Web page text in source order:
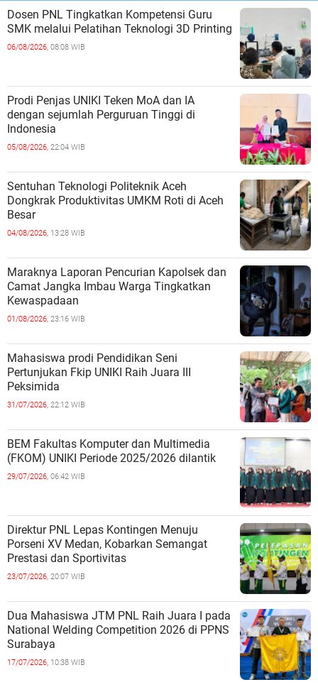
Dosen PNL Tingkatkan Kompetensi Guru
SMK melalui Pelatihan Teknologi 3D Printing
06/08/2026, 08:08 WIB
Prodi Penjas UNIKI Teken MoA dan IA
dengan sejumlah Perguruan Tinggi di
Indonesia
05/08/2026, 22:04 WIB
Sentuhan Teknologi Politeknik Aceh
Dongkrak Produktivitas UMKM Roti di Aceh
Besar
04/08/2026, 13:28 WIB
Maraknya Laporan Pencurian Kapolsek dan
Camat Jangka Imbau Warga Tingkatkan
Kewaspadaan
01/08/2026, 23:16 WIB
Mahasiswa prodi Pendidikan Seni
Pertunjukan Fkip UNIKI Raih Juara III
Peksimida
31/07/2026, 22:12 WIB
BEM Fakultas Komputer dan Multimedia
(FKOM) UNIKI Periode 2025/2026 dilantik
29/07/2026, 06:42 WIB
Direktur PNL Lepas Kontingen Menuju
Porseni XV Medan, Kobarkan Semangat
Prestasi dan Sportivitas
23/07/2026, 20:07 WIB
Dua Mahasiswa JTM PNL Raih Juara I pada
National Welding Competition 2026 di PPNS
Surabaya
17/07/2026, 10:38 WIB